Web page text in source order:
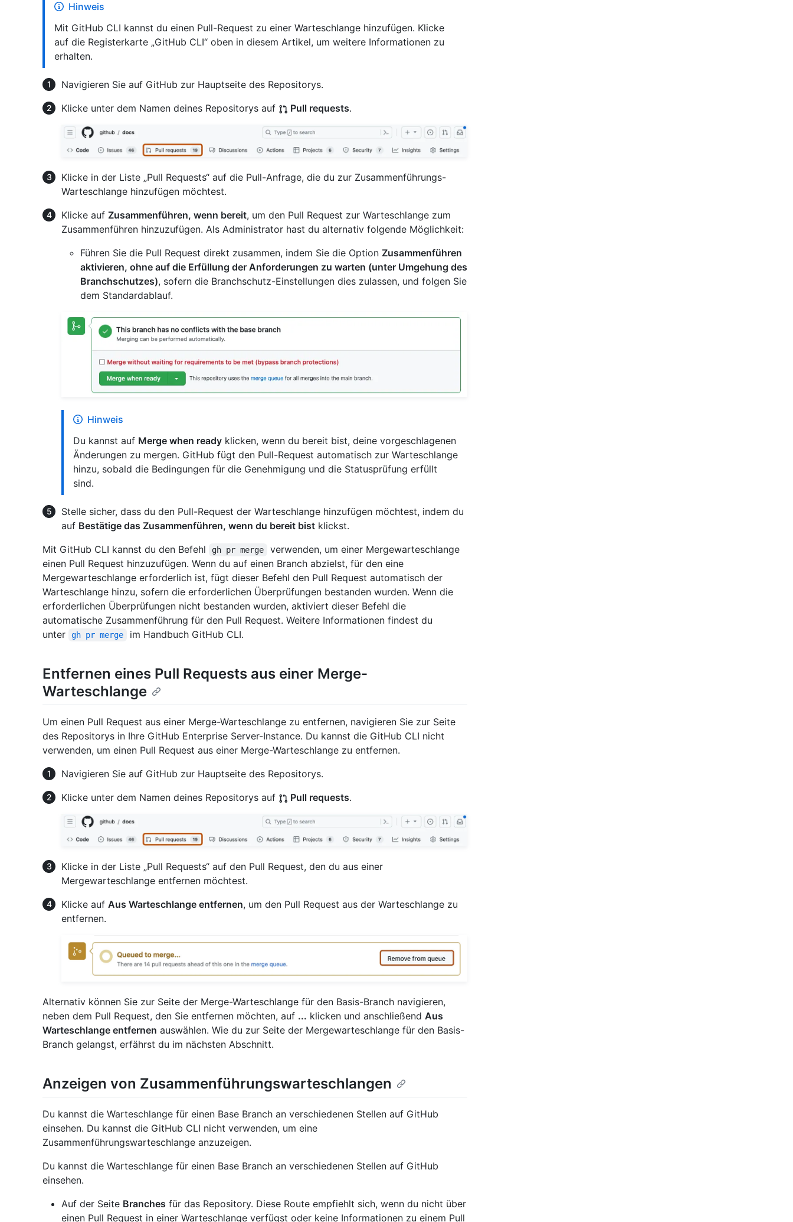
Hinweis
Mit GitHub CLI kannst du einen Pull-Request zu einer Warteschlange hinzufügen. Klicke
auf die Registerkarte „GitHub CLI“ oben in diesem Artikel, um weitere Informationen zu
erhalten.
Navigieren Sie auf GitHub zur Hauptseite des Repositorys.
Klicke unter dem Namen deines Repositorys auf
Pull requests.
Klicke in der Liste „Pull Requests“ auf die Pull-Anfrage, die du zur Zusammenführungs-
Warteschlange hinzufügen möchtest.
Klicke auf Zusammenführen, wenn bereit, um den Pull Request zur Warteschlange zum
Zusammenführen hinzuzufügen. Als Administrator hast du alternativ folgende Möglichkeit:
Führen Sie die Pull Request direkt zusammen, indem Sie die Option Zusammenführen
aktivieren, ohne auf die Erfüllung der Anforderungen zu warten (unter Umgehung des
Branchschutzes), sofern die Branchschutz-Einstellungen dies zulassen, und folgen Sie
dem Standardablauf.
Hinweis
Du kannst auf Merge when ready klicken, wenn du bereit bist, deine vorgeschlagenen
Änderungen zu mergen. GitHub fügt den Pull-Request automatisch zur Warteschlange
hinzu, sobald die Bedingungen für die Genehmigung und die Statusprüfung erfüllt
sind.
Stelle sicher, dass du den Pull-Request der Warteschlange hinzufügen möchtest, indem du
auf Bestätige das Zusammenführen, wenn du bereit bist klickst.
Mit GitHub CLI kannst du den Befehl
gh pr merge
verwenden, um einer Mergewarteschlange
einen Pull Request hinzuzufügen. Wenn du auf einen Branch abzielst, für den eine
Mergewarteschlange erforderlich ist, fügt dieser Befehl den Pull Request automatisch der
Warteschlange hinzu, sofern die erforderlichen Überprüfungen bestanden wurden. Wenn die
erforderlichen Überprüfungen nicht bestanden wurden, aktiviert dieser Befehl die
automatische Zusammenführung für den Pull Request. Weitere Informationen findest du
unter
gh pr merge im Handbuch GitHub CLI.
Entfernen eines Pull Requests aus einer Merge-
Warteschlange
Um einen Pull Request aus einer Merge-Warteschlange zu entfernen, navigieren Sie zur Seite
des Repositorys in Ihre GitHub Enterprise Server-Instance. Du kannst die GitHub CLI nicht
verwenden, um einen Pull Request aus einer Merge-Warteschlange zu entfernen.
Navigieren Sie auf GitHub zur Hauptseite des Repositorys.
Klicke unter dem Namen deines Repositorys auf
Pull requests.
Klicke in der Liste „Pull Requests“ auf den Pull Request, den du aus einer
Mergewarteschlange entfernen möchtest.
Klicke auf Aus Warteschlange entfernen, um den Pull Request aus der Warteschlange zu
entfernen.
Alternativ können Sie zur Seite der Merge-Warteschlange für den Basis-Branch navigieren,
neben dem Pull Request, den Sie entfernen möchten, auf ... klicken und anschließend Aus
Warteschlange entfernen auswählen. Wie du zur Seite der Mergewarteschlange für den Basis-
Branch gelangst, erfährst du im nächsten Abschnitt.
Anzeigen von Zusammenführungswarteschlangen
Du kannst die Warteschlange für einen Base Branch an verschiedenen Stellen auf GitHub
einsehen. Du kannst die GitHub CLI nicht verwenden, um eine
Zusammenführungswarteschlange anzuzeigen.
Du kannst die Warteschlange für einen Base Branch an verschiedenen Stellen auf GitHub
einsehen.
Auf der Seite Branches für das Repository. Diese Route empfiehlt sich, wenn du nicht über
einen Pull Request in einer Warteschlange verfügst oder keine Informationen zu einem Pull